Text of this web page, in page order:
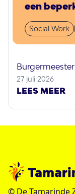
een
Social Work
27 juli 2026
LEES MEER
© De Tamarinde